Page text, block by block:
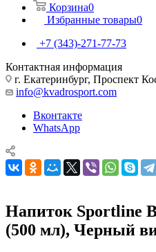
Корзина0
Избранные товары0
+7 (343)-271-77-73
Контактная информация
г. Екатеринбург, Проспект
info@kvadrosport.com
Вконтакте
WhatsApp
Напиток Sportline
(500 мл), Черный